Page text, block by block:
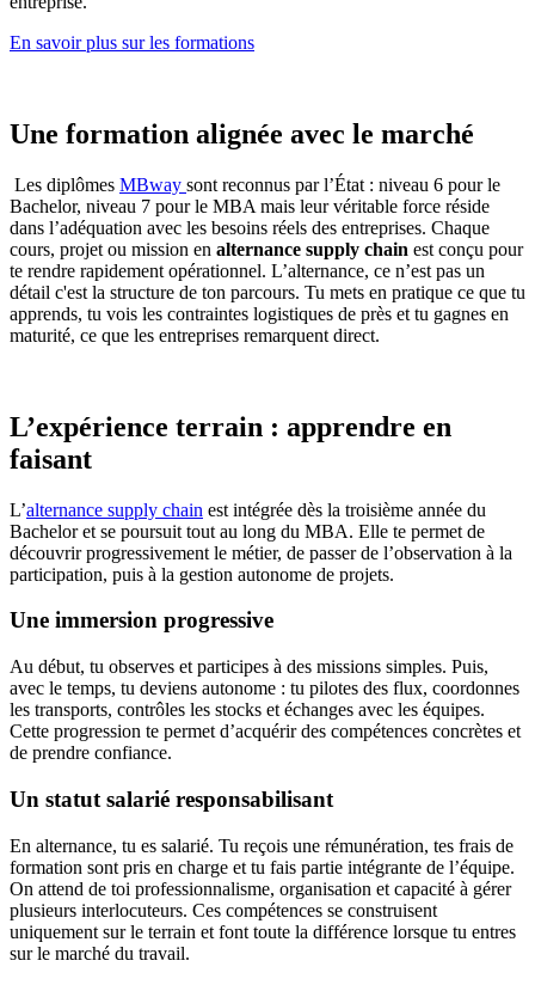
En savoir plus sur les formations
Une formation alignée avec le marché
Les diplômes MBway sont reconnus par l’État : niveau 6 pour le
Bachelor, niveau 7 pour le MBA mais leur véritable force réside
dans l’adéquation avec les besoins réels des entreprises. Chaque
cours, projet ou mission en alternance supply chain est conçu pour
te rendre rapidement opérationnel. L’alternance, ce n’est pas un
détail c'est la structure de ton parcours. Tu mets en pratique ce que tu
apprends, tu vois les contraintes logistiques de près et tu gagnes en
maturité, ce que les entreprises remarquent direct.
L’expérience terrain : apprendre en
faisant
L’alternance supply chain est intégrée dès la troisième année du
Bachelor et se poursuit tout au long du MBA. Elle te permet de
découvrir progressivement le métier, de passer de l’observation à la
participation, puis à la gestion autonome de projets.
Une immersion progressive
Au début, tu observes et participes à des missions simples. Puis,
avec le temps, tu deviens autonome : tu pilotes des flux, coordonnes
les transports, contrôles les stocks et échanges avec les équipes.
Cette progression te permet d’acquérir des compétences concrètes et
de prendre confiance.
Un statut salarié responsabilisant
En alternance, tu es salarié. Tu reçois une rémunération, tes frais de
formation sont pris en charge et tu fais partie intégrante de l’équipe.
On attend de toi professionnalisme, organisation et capacité à gérer
plusieurs interlocuteurs. Ces compétences se construisent
uniquement sur le terrain et font toute la différence lorsque tu entres
sur le marché du travail.